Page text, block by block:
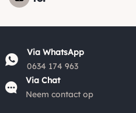
van ons zodat je je
tot € 15.00 zijn de
3.95
*en gratis vanaf €
Via WhatsApp
0634 174 963
Via Chat
Neem contact op